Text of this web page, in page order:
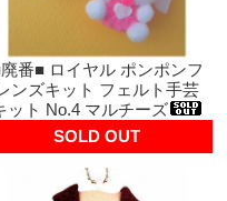
番■ ロイヤル ポンポンフ
ンズキット フェルト手芸
ット No.4 マルチーズ
SOLD OUT